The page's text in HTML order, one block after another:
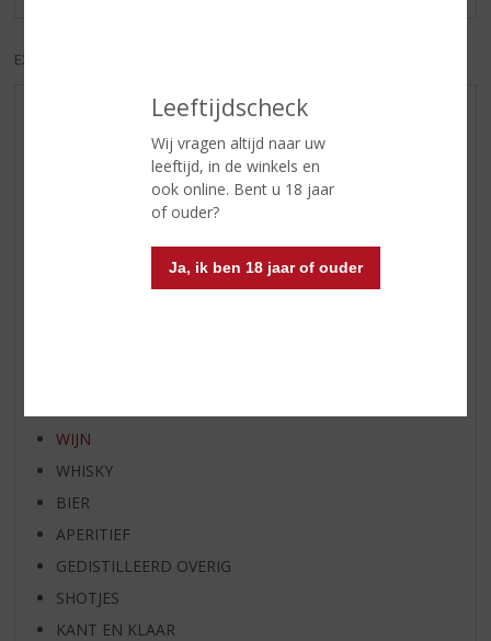
Leeftijdscheck
Wij vragen altijd naar uw
leeftijd, in de winkels en
ook online. Bent u 18 jaar
of ouder?
Ja, ik ben 18 jaar of ouder
EXCL. BTW
AANBIEDINGEN
NIEUWE BIEREN
NIEUWE WHISKY
NIEUW OVERIG
WIJN VAN DE MAAND
WHISKY VAN DE MAAND
WIJN
WHISKY
BIER
APERITIEF
GEDISTILLEERD OVERIG
SHOTJES
KANT EN KLAAR